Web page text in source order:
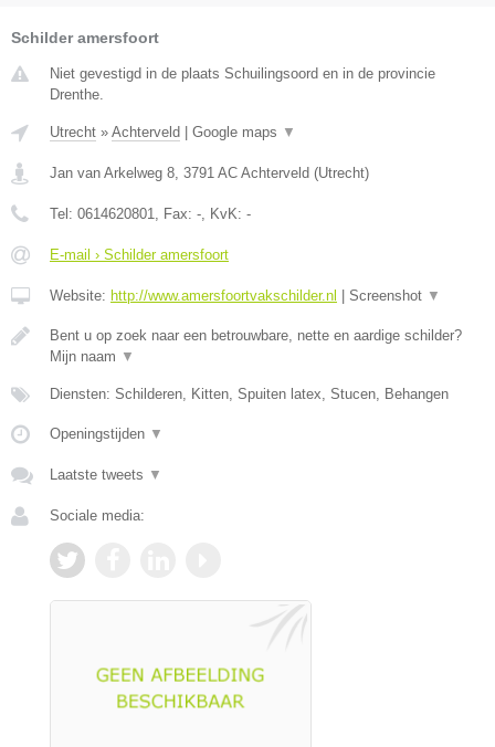
Schilder amersfoort
Niet gevestigd in de plaats Schuilingsoord en in de provincie
Drenthe.
Utrecht » Achterveld Google maps ▼
Jan van Arkelweg 8, 3791 AC Achterveld (Utrecht)
Tel: 0614620801, Fax: -, KvK: -
E-mail › Schilder amersfoort
Website: http://www.amersfoortvakschilder.nl Screenshot ▼
Bent u op zoek naar een betrouwbare, nette en aardige schilder?
Mijn naam ▼
Diensten: Schilderen, Kitten, Spuiten latex, Stucen, Behangen
Openingstijden ▼
Laatste tweets ▼
Sociale media: